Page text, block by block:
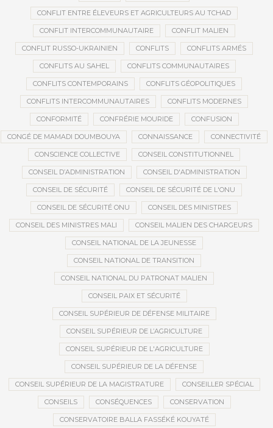
CONFLIT ENTRE ÉLEVEURS ET AGRICULTEURS AU TCHAD
CONFLIT INTERCOMMUNAUTAIRE CONFLIT MALIEN
CONFLIT RUSSO-UKRAINIEN CONFLITS CONFLITS ARMÉS
CONFLITS AU SAHEL CONFLITS COMMUNAUTAIRES
CONFLITS CONTEMPORAINS CONFLITS GÉOPOLITIQUES
CONFLITS INTERCOMMUNAUTAIRES CONFLITS MODERNES
CONFORMITÉ CONFRÉRIE MOURIDE CONFUSION
CONGÉ DE MAMADI DOUMBOUYA CONNAISSANCE CONNECTIVITÉ
CONSCIENCE COLLECTIVE CONSEIL CONSTITUTIONNEL
CONSEIL D’ADMINISTRATION CONSEIL D'ADMINISTRATION
CONSEIL DE SÉCURITÉ CONSEIL DE SÉCURITÉ DE L'ONU
CONSEIL DE SÉCURITÉ ONU CONSEIL DES MINISTRES
CONSEIL DES MINISTRES MALI CONSEIL MALIEN DES CHARGEURS
CONSEIL NATIONAL DE LA JEUNESSE
CONSEIL NATIONAL DE TRANSITION
CONSEIL NATIONAL DU PATRONAT MALIEN
CONSEIL PAIX ET SÉCURITÉ
CONSEIL SUPÉRIEUR DE DÉFENSE MILITAIRE
CONSEIL SUPÉRIEUR DE L’AGRICULTURE
CONSEIL SUPÉRIEUR DE L'AGRICULTURE
CONSEIL SUPÉRIEUR DE LA DÉFENSE
CONSEIL SUPÉRIEUR DE LA MAGISTRATURE CONSEILLER SPÉCIAL
CONSEILS CONSÉQUENCES CONSERVATION
CONSERVATOIRE BALLA FASSÉKÉ KOUYATÉ